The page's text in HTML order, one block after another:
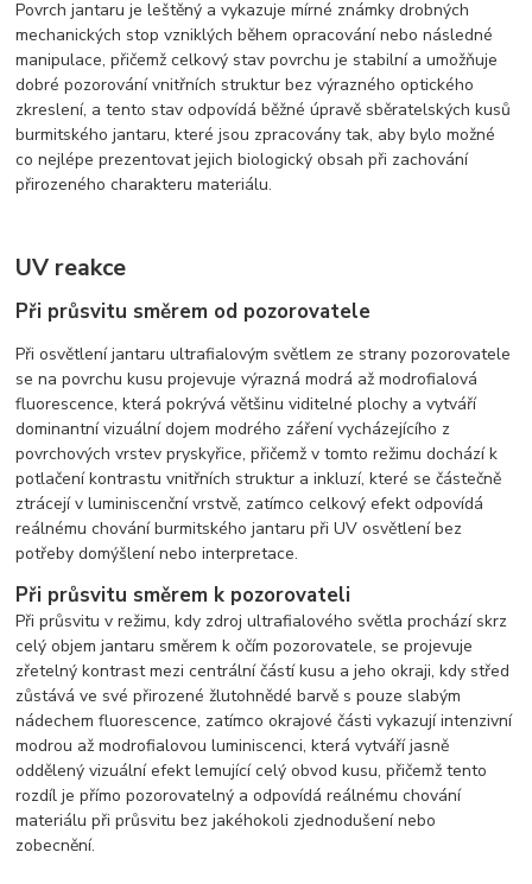
Povrch jantaru je leštěný a vykazuje mírné známky drobných
mechanických stop vzniklých během opracování nebo následné
manipulace, přičemž celkový stav povrchu je stabilní a umožňuje
dobré pozorování vnitřních struktur bez výrazného optického
zkreslení, a tento stav odpovídá běžné úpravě sběratelských kusů
burmitského jantaru, které jsou zpracovány tak, aby bylo možné
co nejlépe prezentovat jejich biologický obsah při zachování
přirozeného charakteru materiálu.
UV reakce
Při průsvitu směrem od pozorovatele
Při osvětlení jantaru ultrafialovým světlem ze strany pozorovatele
se na povrchu kusu projevuje výrazná modrá až modrofialová
fluorescence, která pokrývá většinu viditelné plochy a vytváří
dominantní vizuální dojem modrého záření vycházejícího z
povrchových vrstev pryskyřice, přičemž v tomto režimu dochází k
potlačení kontrastu vnitřních struktur a inkluzí, které se částečně
ztrácejí v luminiscenční vrstvě, zatímco celkový efekt odpovídá
reálnému chování burmitského jantaru při UV osvětlení bez
potřeby domýšlení nebo interpretace.
Při průsvitu směrem k pozorovateli
Při průsvitu v režimu, kdy zdroj ultrafialového světla prochází skrz
celý objem jantaru směrem k očím pozorovatele, se projevuje
zřetelný kontrast mezi centrální částí kusu a jeho okraji, kdy střed
zůstává ve své přirozené žlutohnědé barvě s pouze slabým
nádechem fluorescence, zatímco okrajové části vykazují intenzivní
modrou až modrofialovou luminiscenci, která vytváří jasně
oddělený vizuální efekt lemující celý obvod kusu, přičemž tento
rozdíl je přímo pozorovatelný a odpovídá reálnému chování
materiálu při průsvitu bez jakéhokoli zjednodušení nebo
zobecnění.